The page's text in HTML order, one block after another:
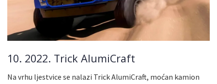
10. 2022. Trick AlumiCraft
Na vrhu ljestvice se nalazi Trick AlumiCraft, moćan kamion